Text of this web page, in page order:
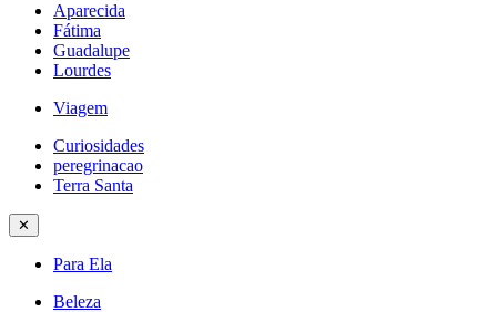
Aparecida
Fátima
Guadalupe
Lourdes
Viagem
Curiosidades
peregrinacao
Terra Santa
✕
Para Ela
Beleza